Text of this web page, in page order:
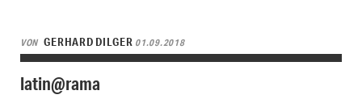
VON GERHARD DILGER 01.09.2018
latin@rama